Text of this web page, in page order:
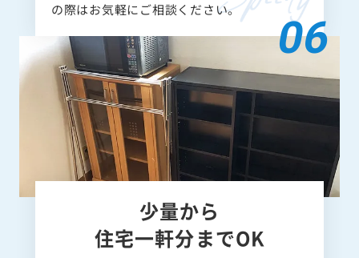
の際はお気軽にご相談ください。
少量から
住宅一軒分までOK